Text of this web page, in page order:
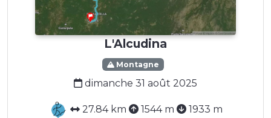
L'Alcudina
Montagne
dimanche 31 août 2025
27.84 km 1544 m 1933 m